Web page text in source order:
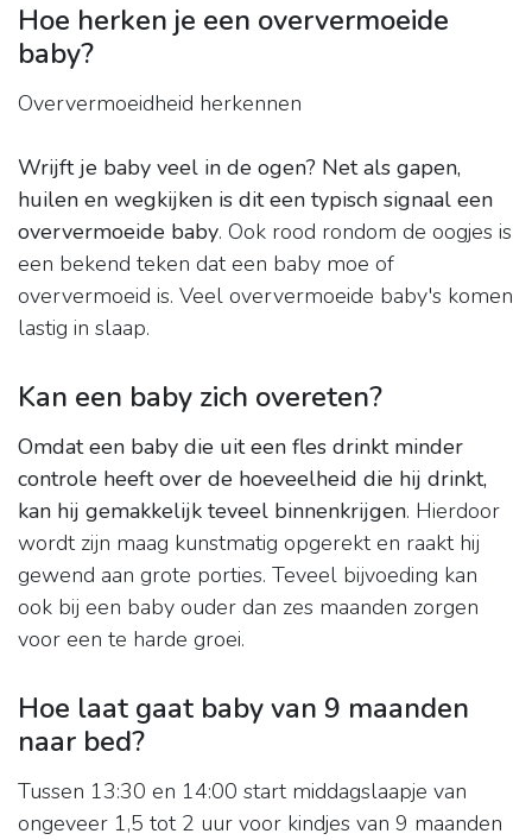
Hoe herken je een oververmoeide
baby?
Oververmoeidheid herkennen
Wrijft je baby veel in de ogen? Net als gapen,
huilen en wegkijken is dit een typisch signaal een
oververmoeide baby. Ook rood rondom de oogjes is
een bekend teken dat een baby moe of
oververmoeid is. Veel oververmoeide baby's komen
lastig in slaap.
Kan een baby zich overeten?
Omdat een baby die uit een fles drinkt minder
controle heeft over de hoeveelheid die hij drinkt,
kan hij gemakkelijk teveel binnenkrijgen. Hierdoor
wordt zijn maag kunstmatig opgerekt en raakt hij
gewend aan grote porties. Teveel bijvoeding kan
ook bij een baby ouder dan zes maanden zorgen
voor een te harde groei.
Hoe laat gaat baby van 9 maanden
naar bed?
Tussen 13:30 en 14:00 start middagslaapje van
ongeveer 1,5 tot 2 uur voor kindjes van 9 maanden